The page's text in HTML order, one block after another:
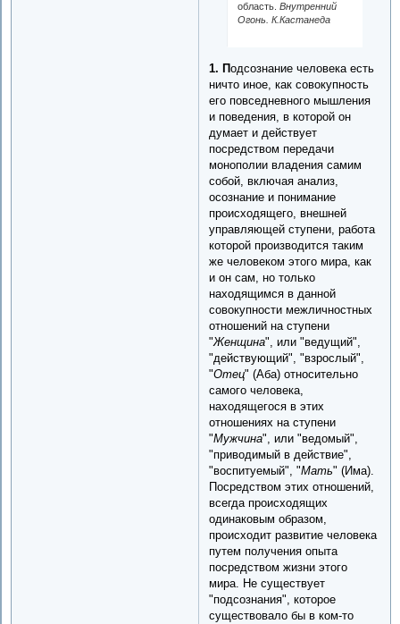
область. Внутренний
Огонь. К.Кастанеда
1. Подсознание человека есть
ничто иное, как совокупность
его повседневного мышления
и поведения, в которой он
думает и действует
посредством передачи
монополии владения самим
собой, включая анализ,
осознание и понимание
происходящего, внешней
управляющей ступени, работа
которой производится таким
же человеком этого мира, как
и он сам, но только
находящимся в данной
совокупности межличностных
отношений на ступени
"Женщина", или "ведущий",
"действующий", "взрослый",
"Отец" (Аба) относительно
самого человека,
находящегося в этих
отношениях на ступени
"Мужчина", или "ведомый",
"приводимый в действие",
"воспитуемый", "Мать" (Има).
Посредством этих отношений,
всегда происходящих
одинаковым образом,
происходит развитие человека
путем получения опыта
посредством жизни этого
мира. Не существует
"подсознания", которое
существовало бы в ком-то